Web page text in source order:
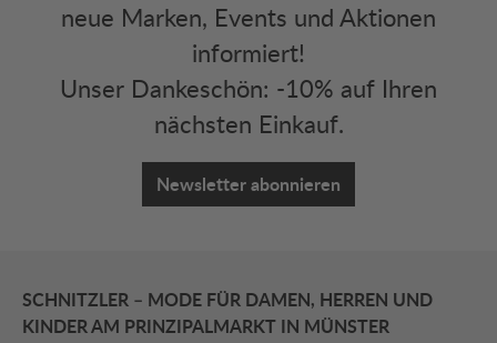
neue Marken, Events und Aktionen
informiert!
Unser Dankeschön: -10% auf Ihren
nächsten Einkauf.
Newsletter abonnieren
SCHNITZLER – MODE FÜR DAMEN, HERREN UND
KINDER AM PRINZIPALMARKT IN MÜNSTER